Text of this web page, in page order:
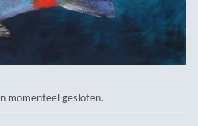
momenteel gesloten.